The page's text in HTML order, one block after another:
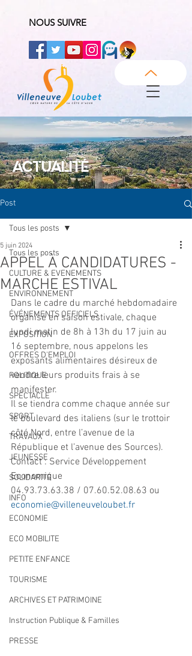
NOUS SUIVRE
ACTUALITÉ
Post
Tous les posts
CULTURE & EVENEMENTS
ENVIRONNEMENT
ÉVÉNEMENTS OFFICIELS
EXPOSITION
OFFRES D'EMPLOI
POLITIQUE
SPECTACLE
SPORT
TRAVAUX
JEUNESSE
SOLIDARITÉ
INFO
ECONOMIE
ECO MOBILITE
PETITE ENFANCE
TOURISME
ARCHIVES ET PATRIMOINE
Instruction Publique & Familles
PRESSE
Tous les posts
APPEL À CANDIDATURES -
MARCHE ESTIVAL
5 juin 2024
Dans le cadre du marché hebdomadaire
organisé en saison estivale, chaque
lundi matin de 8h à 13h du 17 juin au
16 septembre, nous appelons les
exposants alimentaires désireux de
vendre leurs produits frais à se
manifester.
Il se tiendra comme chaque année sur
le boulevard des italiens (sur le trottoir
côté Nord, entre l’avenue de la
République et l’avenue des Sources).
Contact : Service Développement
Economique
04.93.73.63.38 / 07.60.52.08.63 ou
economie@villeneuveloubet.fr